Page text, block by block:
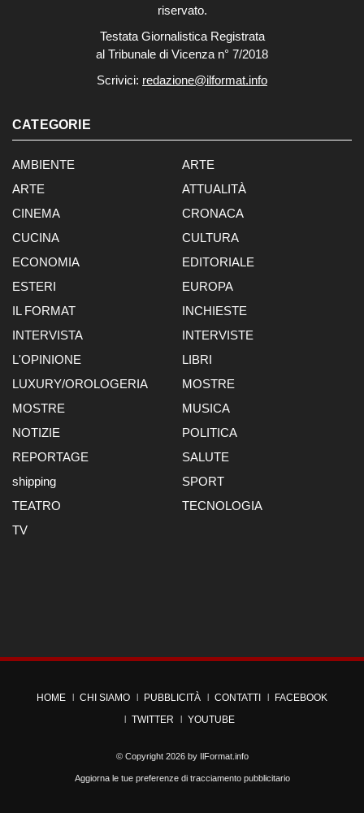
riservato.
Testata Giornalistica Registrata
al Tribunale di Vicenza n° 7/2018
Scrivici: redazione@ilformat.info
CATEGORIE
AMBIENTE
ARTE
ARTE
ATTUALITÀ
CINEMA
CRONACA
CUCINA
CULTURA
ECONOMIA
EDITORIALE
ESTERI
EUROPA
IL FORMAT
INCHIESTE
INTERVISTA
INTERVISTE
L'OPINIONE
LIBRI
LUXURY/OROLOGERIA
MOSTRE
MOSTRE
MUSICA
NOTIZIE
POLITICA
REPORTAGE
SALUTE
shipping
SPORT
TEATRO
TECNOLOGIA
TV
HOME CHI SIAMO PUBBLICITÀ CONTATTI
FACEBOOK
TWITTER
YOUTUBE
© Copyright 2026 by IlFormat.info
Aggiorna le tue preferenze di tracciamento pubblicitario